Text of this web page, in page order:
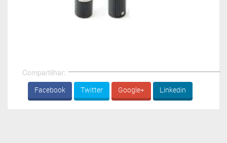
Compartilhar:
Facebook Twitter Google+ Linkedin